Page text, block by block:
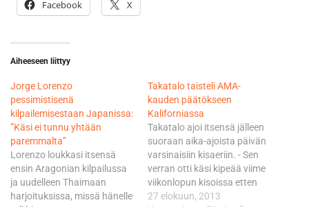
Facebook X
Aiheeseen liittyy
Jorge Lorenzo
pessimistisenä
kilpailemisestaan Japanissa:
”Käsi ei tunnu yhtään
paremmalta”
Lorenzo loukkasi itsensä
ensin Aragonian kilpailussa
ja uudelleen Thaimaan
harjoituksissa, missä hänelle
Takatalo taisteli AMA-
kauden päätökseen
Kaliforniassa
Takatalo ajoi itsensä jälleen
suoraan aika-ajoista päivän
varsinaisiin kisaeriin. - Sen
verran otti käsi kipeää viime
viikonlopun kisoissa etten
voinut treenata tällä viikolla
27 elokuun, 2013